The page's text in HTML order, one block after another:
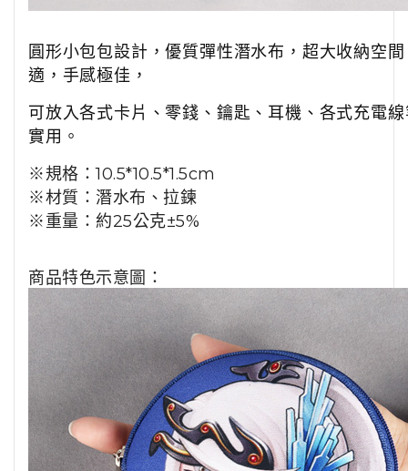
圓形小包包設計，優質彈性潛水布，超大收納空
適，手感極佳，
可放入各式卡片、零錢、鑰匙、耳機、各式充電
實用。
※規格：10.5*10.5*1.5cm
※材質：潛水布、拉鍊
※重量：約25公克±5%
商品特色示意圖：